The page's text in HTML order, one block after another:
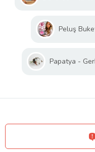
Peluş
Papatya -